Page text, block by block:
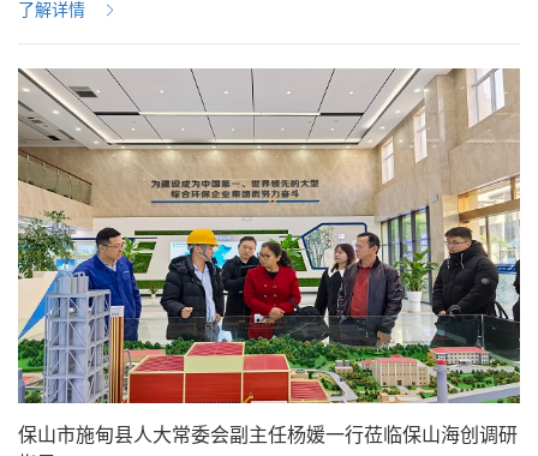
了解详情
保山市施甸县人大常委会副主任杨媛一行莅临保山海创调研